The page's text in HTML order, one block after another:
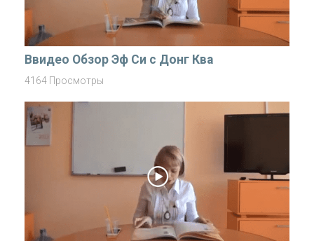
Ввидео Обзор Эф Си с Донг Ква
4164 Просмотры